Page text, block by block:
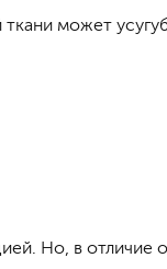
может
Но, в отличие